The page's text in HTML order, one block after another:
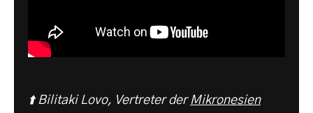
⬆️ Bilitaki Lovo, Vertreter der Mikronesien